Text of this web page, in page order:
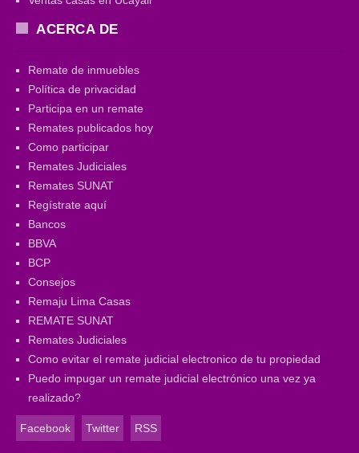
ACERCA DE
Remate de inmuebles
Política de privacidad
Participa en un remate
Remates publicados hoy
Como participar
Remates Judiciales
Remates SUNAT
Regístrate aquí
Bancos
BBVA
BCP
Consejos
Remaju Lima Casas
REMATE SUNAT
Remates Judiciales
Como evitar el remate judicial electronico de tu propiedad
Puedo impugar un remate judicial electrónico una vez ya
realizado?
Facebook Twitter RSS